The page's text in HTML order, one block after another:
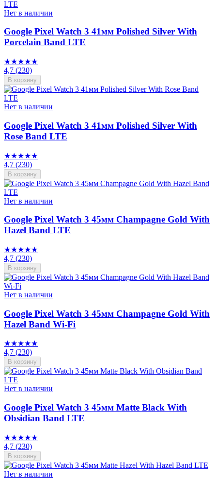
Нет в наличии
Google Pixel Watch 3 41мм Polished Silver With
Porcelain Band LTE
★★★★★
4,7 (230)
В корзину
Нет в наличии
Google Pixel Watch 3 41мм Polished Silver With
Rose Band LTE
★★★★★
4,7 (230)
В корзину
Нет в наличии
Google Pixel Watch 3 45мм Champagne Gold With
Hazel Band LTE
★★★★★
4,7 (230)
В корзину
Нет в наличии
Google Pixel Watch 3 45мм Champagne Gold With
Hazel Band Wi-Fi
★★★★★
4,7 (230)
В корзину
Нет в наличии
Google Pixel Watch 3 45мм Matte Black With
Obsidian Band LTE
★★★★★
4,7 (230)
В корзину
Нет в наличии